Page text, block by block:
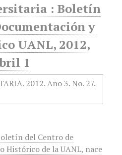
: Boletín
y
UANL, 2012,
1
del Centro de
Histórico de la UANL, nace